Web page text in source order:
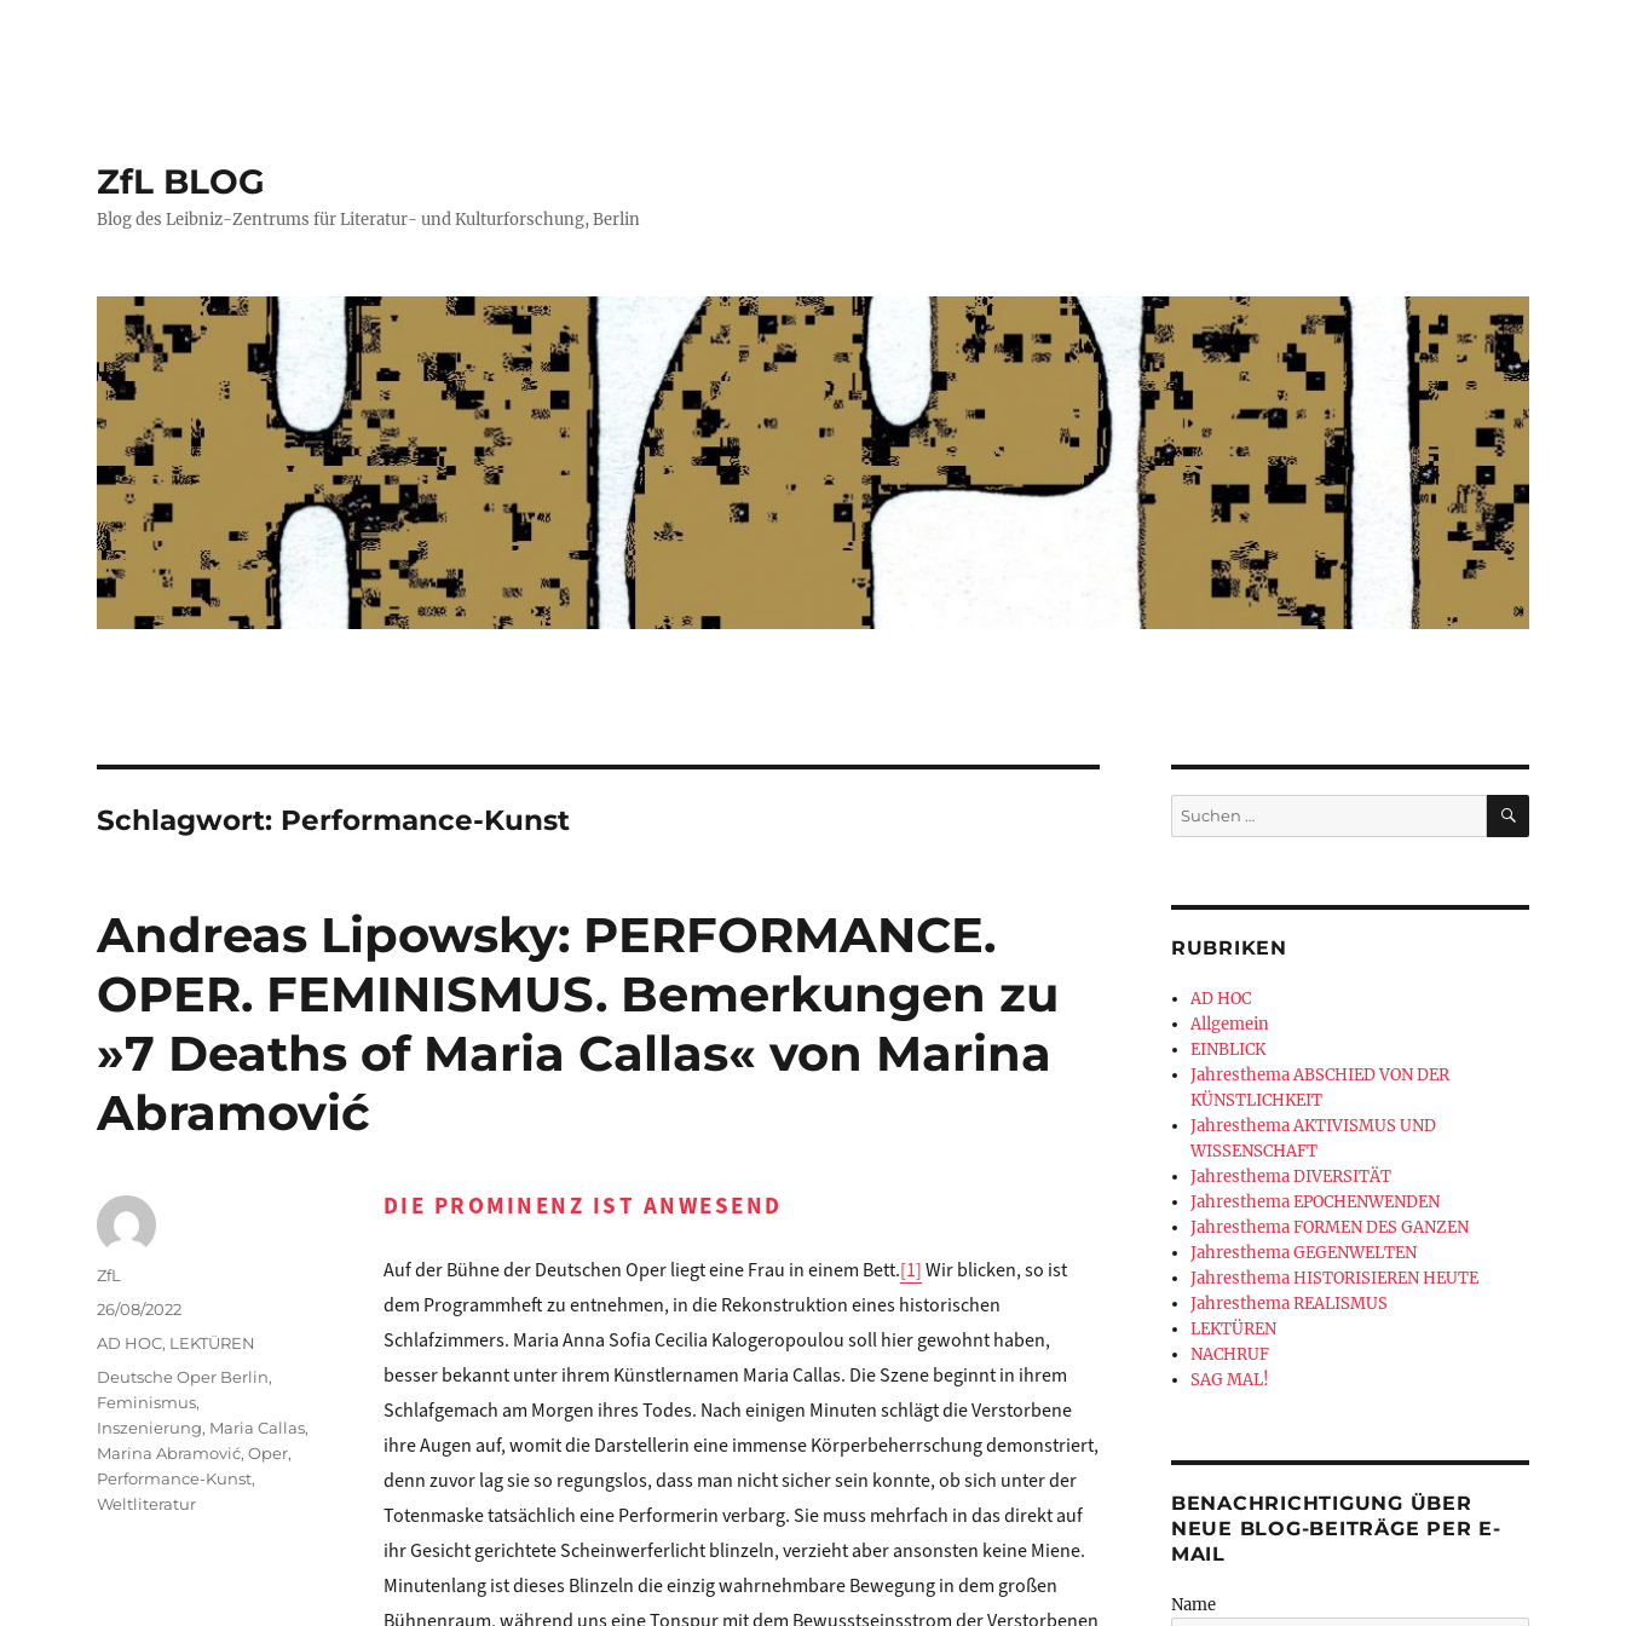
ZfL BLOG
Blog des Leibniz-Zentrums für Literatur- und Kulturforschung, Berlin
Schlagwort: Performance-Kunst
Andreas Lipowsky: PERFORMANCE.
OPER. FEMINISMUS. Bemerkungen zu
»7 Deaths of Maria Callas« von Marina
Abramović
DIE PROMINENZ IST ANWESEND
Auf der Bühne der Deutschen Oper liegt eine Frau in einem Bett.[1]Wir blicken, so ist
dem Programmheft zu entnehmen, in die Rekonstruktion eines historischen
Schlafzimmers. Maria Anna Sofia Cecilia Kalogeropoulou soll hier gewohnt haben,
besser bekannt unter ihrem Künstlernamen Maria Callas. Die Szene beginnt in ihrem
Schlafgemach am Morgen ihres Todes. Nach einigen Minuten schlägt die Verstorbene
ihre Augen auf, womit die Darstellerin eine immense Körperbeherrschung demonstriert,
denn zuvor lag sie so regungslos, dass man nicht sicher sein konnte, ob sich unter der
Totenmaske tatsächlich eine Performerin verbarg. Sie muss mehrfach in das direkt auf
ihr Gesicht gerichtete Scheinwerferlicht blinzeln, verzieht aber ansonsten keine Miene.
Minutenlang ist dieses Blinzeln die einzig wahrnehmbare Bewegung in dem großen
Bühnenraum, während uns eine Tonspur mit dem Bewusstseinsstrom der Verstorbenen
Autor
ZfL
Veröffentlicht
26/08/2022
Kategorien
AD HOC, LEKTÜREN
Schlagwörter
Deutsche Oper Berlin,
Feminismus,
Inszenierung, Maria Callas,
Marina Abramović,Oper,
Performance-Kunst,
Weltliteratur
Suchen
nach:
SUCHEN
RUBRIKEN
AD HOC
Allgemein
EINBLICK
Jahresthema ABSCHIED VON DER
KÜNSTLICHKEIT
Jahresthema AKTIVISMUS UND
WISSENSCHAFT
Jahresthema DIVERSITÄT
Jahresthema EPOCHENWENDEN
Jahresthema FORMEN DES GANZEN
Jahresthema GEGENWELTEN
Jahresthema HISTORISIEREN HEUTE
Jahresthema REALISMUS
LEKTÜREN
NACHRUF
SAG MAL!
BENACHRICHTIGUNG ÜBER
NEUE BLOG-BEITRÄGE PER E-
MAIL
Name